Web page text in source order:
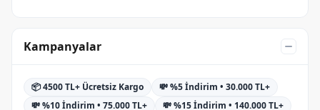
Kampanyalar
📦 4500 TL+ Ücretsiz Kargo
💸 %5 İndirim • 30.000 TL+
💸 %10 İndirim • 75.000 TL+
💸 %15 İndirim • 140.000 TL+